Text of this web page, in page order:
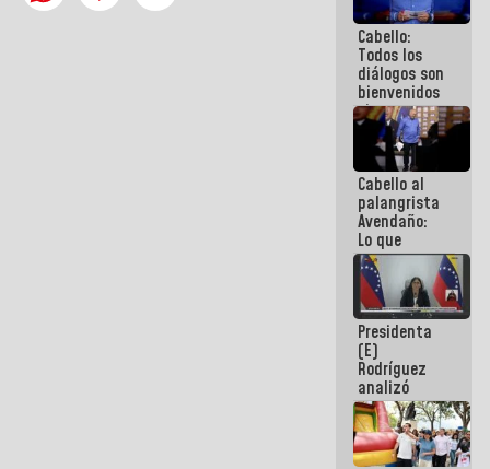
primer
encuentro
presencial
para el
diálogo
Cabello:
Todos los
diálogos son
bienvenidos
siempre que
estén en el
marco de la
Constitución
de la
República
Cabello al
palangrista
Avendaño:
Lo que
vayas a
escribir
hazlo hoy
por que no
sabemos si
la semana
que viene
hay
programa
Presidenta
(E)
Rodríguez
analizó
junto a
gobernadores
planes de
recuperación